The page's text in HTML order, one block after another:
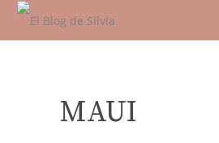
MAUI